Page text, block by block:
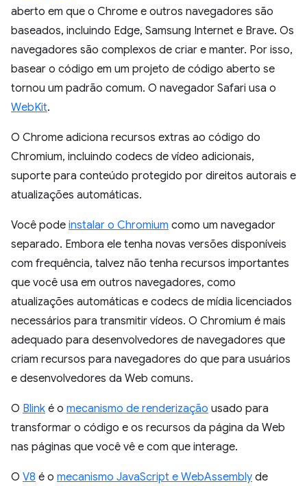
aberto em que o Chrome e outros navegadores são
baseados, incluindo Edge, Samsung Internet e Brave. Os
navegadores são complexos de criar e manter. Por isso,
basear o código em um projeto de código aberto se
tornou um padrão comum. O navegador Safari usa o
WebKit.
O Chrome adiciona recursos extras ao código do
Chromium, incluindo codecs de vídeo adicionais,
suporte para conteúdo protegido por direitos autorais e
atualizações automáticas.
Você pode instalar o Chromium como um navegador
separado. Embora ele tenha novas versões disponíveis
com frequência, talvez não tenha recursos importantes
que você usa em outros navegadores, como
atualizações automáticas e codecs de mídia licenciados
necessários para transmitir vídeos. O Chromium é mais
adequado para desenvolvedores de navegadores que
criam recursos para navegadores do que para usuários
e desenvolvedores da Web comuns.
O Blink é o mecanismo de renderização usado para
transformar o código e os recursos da página da Web
nas páginas que você vê e com que interage.
O V8 é o mecanismo JavaScript e WebAssembly de